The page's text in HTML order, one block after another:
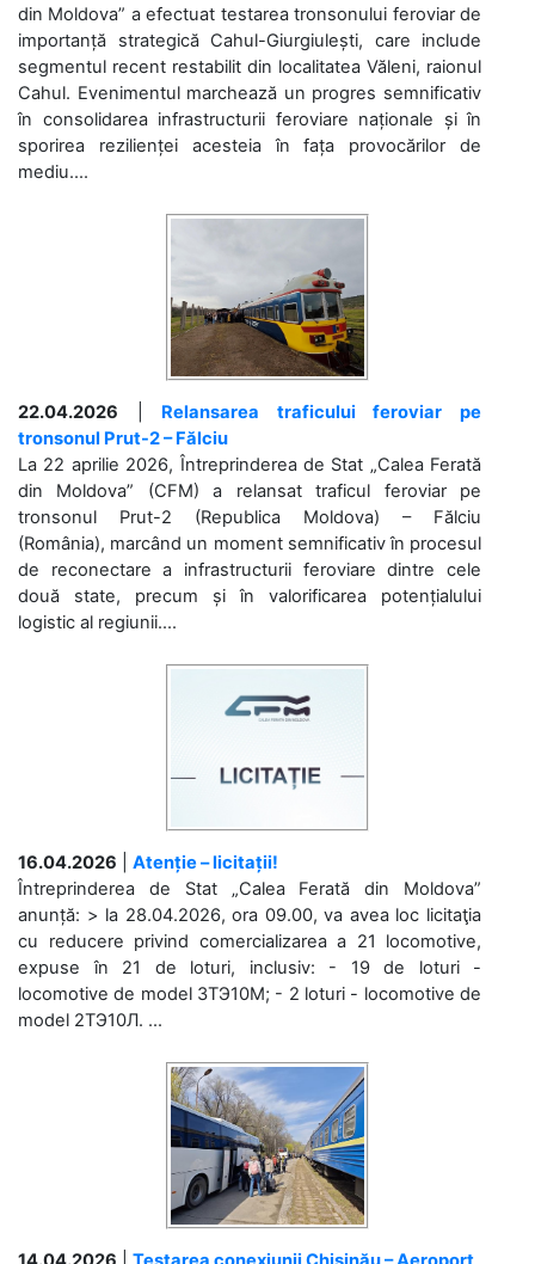
din Moldova” a efectuat testarea tronsonului feroviar de
importanță strategică Cahul-Giurgiulești, care include
segmentul recent restabilit din localitatea Văleni, raionul
Cahul. Evenimentul marchează un progres semnificativ
în consolidarea infrastructurii feroviare naționale și în
sporirea rezilienței acesteia în fața provocărilor de
mediu....
22.04.2026
Relansarea traficului feroviar pe
tronsonul Prut-2 – Fălciu
La 22 aprilie 2026, Întreprinderea de Stat „Calea Ferată
din Moldova” (CFM) a relansat traficul feroviar pe
tronsonul Prut-2 (Republica Moldova) – Fălciu
(România), marcând un moment semnificativ în procesul
de reconectare a infrastructurii feroviare dintre cele
două state, precum și în valorificarea potențialului
logistic al regiunii....
16.04.2026
Atenție – licitații!
Întreprinderea de Stat „Calea Ferată din Moldova”
anunță: > la 28.04.2026, ora 09.00, va avea loc licitaţia
cu reducere privind comercializarea a 21 locomotive,
expuse în 21 de loturi, inclusiv: - 19 de loturi -
locomotive de model 3ТЭ10М; - 2 loturi - locomotive de
model 2ТЭ10Л. ...